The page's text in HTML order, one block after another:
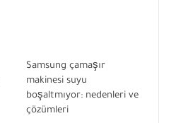
Samsung çamaşır
makinesi suyu
boşaltmıyor: nedenleri ve
çözümleri